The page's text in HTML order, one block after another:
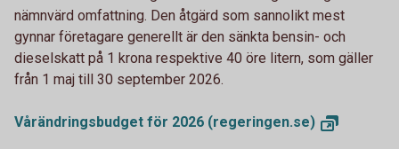
nämnvärd omfattning. Den åtgärd som sannolikt mest
gynnar företagare generellt är den sänkta bensin- och
dieselskatt på 1 krona respektive 40 öre litern, som gäller
från 1 maj till 30 september 2026.
Vårändringsbudget för 2026 (regeringen.se)